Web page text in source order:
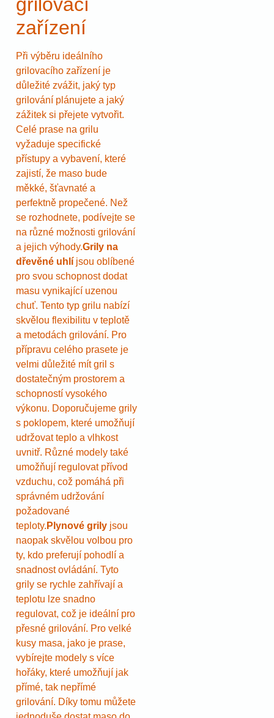
zařízení
Při výběru ideálního
grilovacího zařízení je
důležité zvážit, jaký typ
grilování plánujete a jaký
zážitek si přejete vytvořit.
Celé prase na grilu
vyžaduje specifické
přístupy a vybavení, které
zajistí, že maso bude
měkké, šťavnaté a
perfektně propečené. Než
se rozhodnete, podívejte se
na různé možnosti grilování
a jejich výhody.Grily na
dřevěné uhlí jsou oblíbené
pro svou schopnost dodat
masu vynikající uzenou
chuť. Tento typ grilu nabízí
skvělou flexibilitu v teplotě
a metodách grilování. Pro
přípravu celého prasete je
velmi důležité mít gril s
dostatečným prostorem a
schopností vysokého
výkonu. Doporučujeme grily
s poklopem, které umožňují
udržovat teplo a vlhkost
uvnitř. Různé modely také
umožňují regulovat přívod
vzduchu, což pomáhá při
správném udržování
požadované
teploty. Plynové grily jsou
naopak skvělou volbou pro
ty, kdo preferují pohodlí a
snadnost ovládání. Tyto
grily se rychle zahřívají a
teplotu lze snadno
regulovat, což je ideální pro
přesné grilování. Pro velké
kusy masa, jako je prase,
vybírejte modely s více
hořáky, které umožňují jak
přímé, tak nepřímé
grilování. Díky tomu můžete